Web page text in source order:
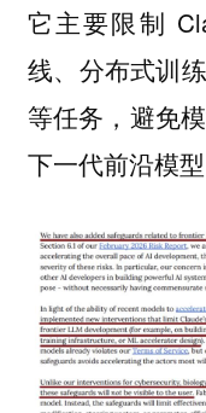
它主要限制
线、分布式训
等任务，避免
下一代前沿模型